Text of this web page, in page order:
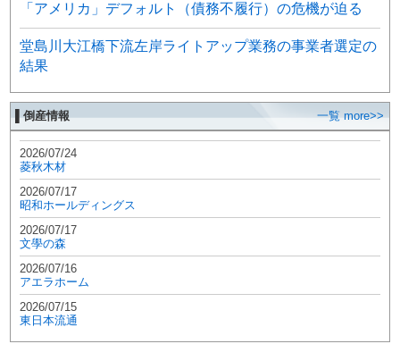
「アメリカ」デフォルト（債務不履行）の危機が迫る
堂島川大江橋下流左岸ライトアップ業務の事業者選定の
結果
▌倒産情報 一覧 more>>
2026/07/24
菱秋木材
2026/07/17
昭和ホールディングス
2026/07/17
文學の森
2026/07/16
アエラホーム
2026/07/15
東日本流通